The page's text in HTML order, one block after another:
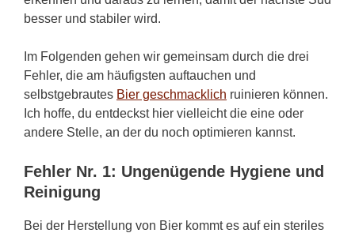
besser und stabiler wird.
Im Folgenden gehen wir gemeinsam durch die drei
Fehler, die am häufigsten auftauchen und
selbstgebrautes Bier geschmacklich ruinieren können.
Ich hoffe, du entdeckst hier vielleicht die eine oder
andere Stelle, an der du noch optimieren kannst.
Fehler Nr. 1: Ungenügende Hygiene und
Reinigung
Bei der Herstellung von Bier kommt es auf ein steriles